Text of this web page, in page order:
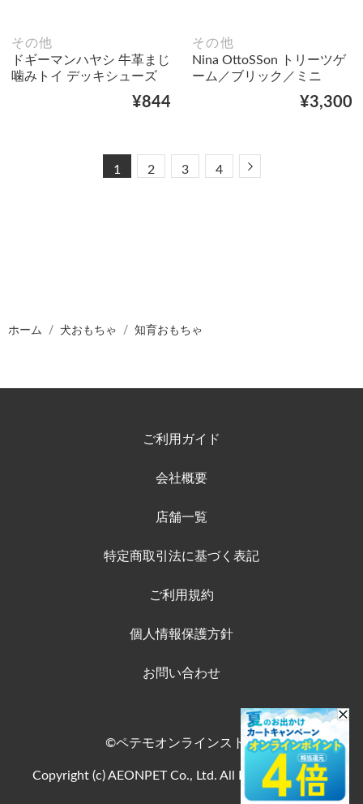
その他
ドギーマンハヤシ 牛革まじ
噛みトイ デッキシューズ
¥844
その他
Nina OttoSSon トリーツゲ
ーム／ブリック／ミニ
¥3,300
1 2 3 4 Next
ホーム 犬おもちゃ 知育おもちゃ
ご利用ガイド
会社概要
店舗一覧
特定商取引法に基づく表記
ご利用規約
個人情報保護方針
お問い合わせ
©ペテモオンラインストア
Copyright (c) AEONPET Co., Ltd. All Rights Reserved.